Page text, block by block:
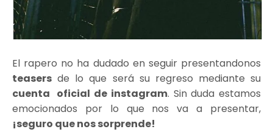
El rapero no ha dudado en seguir presentandonos
teasers de lo que será su regreso mediante su
cuenta oficial de instagram. Sin duda estamos
emocionados por lo que nos va a presentar,
¡seguro que nos sorprende!